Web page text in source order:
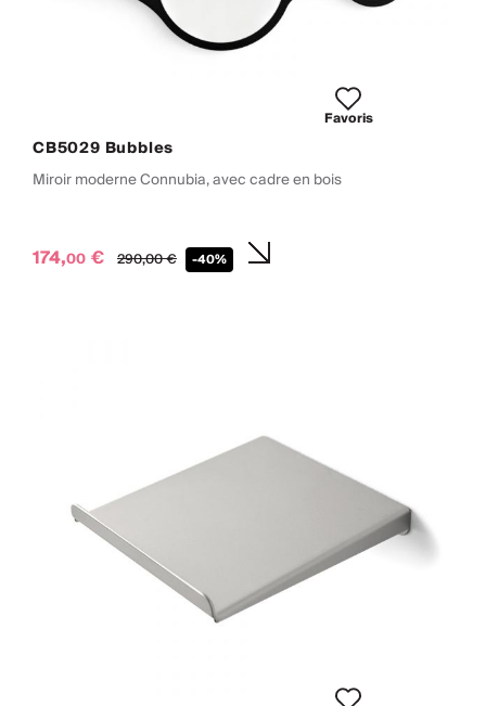
Favoris
CB5029 Bubbles
Miroir moderne Connubia, avec cadre en bois
174,00 € 290,00€ -40%